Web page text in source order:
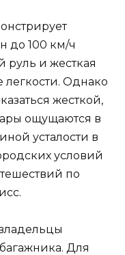
до 100 км/ч
руль и жесткая
Однако
жесткой,
ощущаются в
усталости в
условий
по
Для